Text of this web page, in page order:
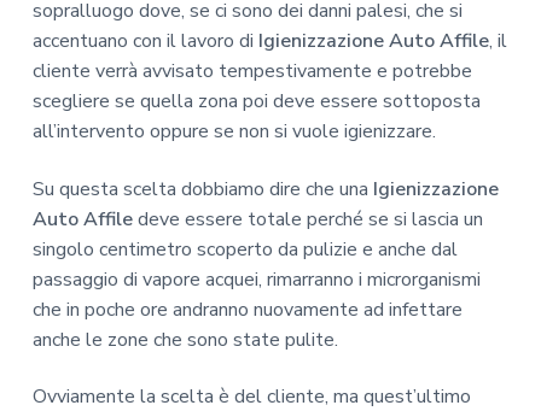
sopralluogo dove, se ci sono dei danni palesi, che si
accentuano con il lavoro di Igienizzazione Auto Affile, il
cliente verrà avvisato tempestivamente e potrebbe
scegliere se quella zona poi deve essere sottoposta
all’intervento oppure se non si vuole igienizzare.
Su questa scelta dobbiamo dire che una Igienizzazione
Auto Affiledeve essere totale perché se si lascia un
singolo centimetro scoperto da pulizie e anche dal
passaggio di vapore acquei, rimarranno i microrganismi
che in poche ore andranno nuovamente ad infettare
anche le zone che sono state pulite.
Ovviamente la scelta è del cliente, ma quest’ultimo